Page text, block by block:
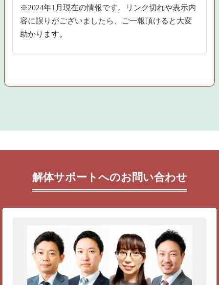
※2024年1月現在の情報です。リンク切れや表示内
容に誤りがございましたら、ご一報頂けると大変
助かります。
解体サポートへのお問い合わせ